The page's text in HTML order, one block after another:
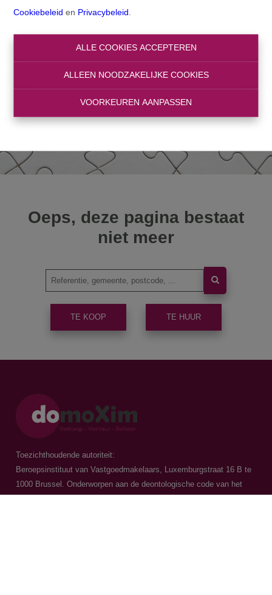
Cookiebeleid en Privacybeleid
ALLE COOKIES ACCEPTEREN
ALLEEN NOODZAKELIJKE COOKIES
VOORKEUREN AANPASSEN
Oeps, deze pagina bestaat
niet meer
TE KOOP TE HUUR
Toezichthoudende autoriteit:
Beroepsinstituut van Vastgoedmakelaars, Luxemburgstraat 16 B te
1000 Brussel. Onderworpen aan de deontologische code van het